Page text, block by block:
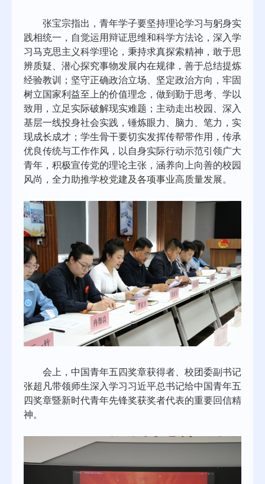
张宝宗指出，青年学子要坚持理论学习与躬身实
践相统一，自觉运用辩证思维和科学方法论，深入学
习马克思主义科学理论，秉持求真探索精神，敢于思
辨质疑、潜心探究事物发展内在规律，善于总结提炼
经验教训；坚守正确政治立场、坚定政治方向，牢固
树立国家利益至上的价值理念，做到勤于思考、学以
致用，立足实际破解现实难题；主动走出校园、深入
基层一线投身社会实践，锤炼眼力、脑力、笔力，实
现成长成才；学生骨干要切实发挥传帮带作用，传承
优良传统与工作作风，以自身实际行动示范引领广大
青年，积极宣传党的理论主张，涵养向上向善的校园
风尚，全力助推学校党建及各项事业高质量发展。
会上，中国青年五四奖章获得者、校团委副书记
张超凡带领师生深入学习习近平总书记给中国青年五
四奖章暨新时代青年先锋奖获奖者代表的重要回信精
神。